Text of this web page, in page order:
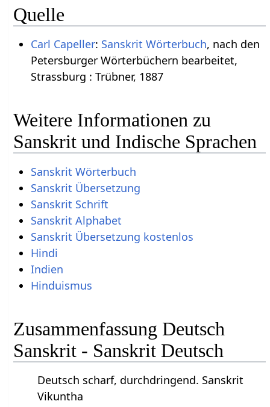
Quelle
Carl Capeller: Sanskrit Wörterbuch, nach den
Petersburger Wörterbüchern bearbeitet,
Strassburg : Trübner, 1887
Weitere Informationen zu
Sanskrit und Indische Sprachen
Sanskrit Wörterbuch
Sanskrit Übersetzung
Sanskrit Schrift
Sanskrit Alphabet
Sanskrit Übersetzung kostenlos
Hindi
Indien
Hinduismus
Zusammenfassung Deutsch
Sanskrit - Sanskrit Deutsch
Deutsch scharf, durchdringend. Sanskrit
Vikuntha